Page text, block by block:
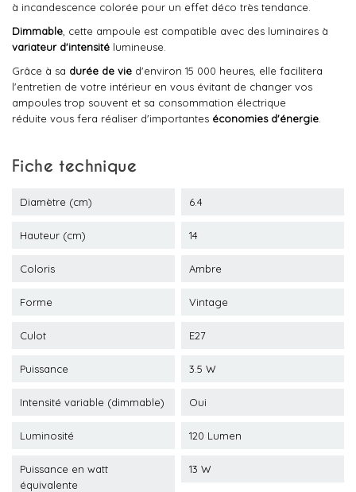
à incandescence colorée pour un effet déco très tendance.
Dimmable , cette ampoule est compatible avec des luminaires à
variateur d'intensité lumineuse.
Grâce à sa durée de vie d'environ 15 000 heures, elle facilitera
l'entretien de votre intérieur en vous évitant de changer vos
ampoules trop souvent et sa consommation électrique
réduite vous fera réaliser d'importantes économies d'énergie
Fiche technique
Diamètre (cm) 6.4
Hauteur (cm) 14
Coloris Ambre
Forme Vintage
Culot E27
Puissance 3.5 W
Intensité variable (dimmable) Oui
Luminosité 120 Lumen
Puissance en watt
équivalente
13 W